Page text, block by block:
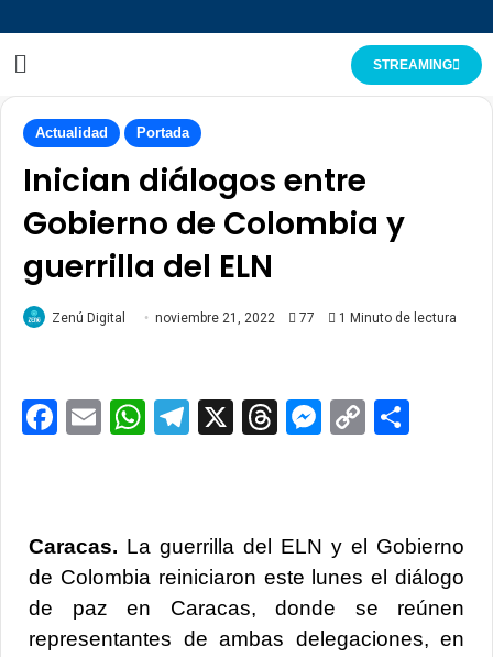
STREAMING
Actualidad Portada
Inician diálogos entre
Gobierno de Colombia y
guerrilla del ELN
Zenú Digital noviembre 21, 2022 77 1 Minuto de lectura
Facebook
EmailWhatsApp
Telegram
X ThreadsCopy
Caracas. La guerrilla del ELN y el Gobierno
de Colombia reiniciaron este lunes el diálogo
de paz en Caracas, donde se reúnen
representantes de ambas delegaciones, en